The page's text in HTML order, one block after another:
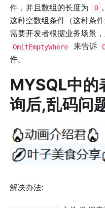
件，并且数组的长度为
0
这种空数组条件（这种条
需要开发者根据业务场景
OmitEmptyWhere 来告诉
件。
MYSQL中的
询后,乱码问
解决办法: